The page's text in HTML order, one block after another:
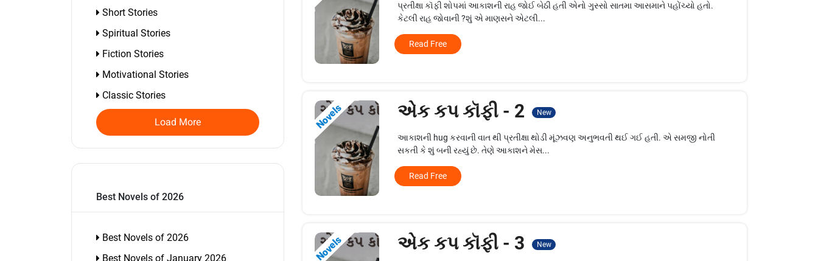
Short Stories
Spiritual Stories
Fiction Stories
Motivational Stories
Classic Stories
Load More
Best Novels of 2026
Best Novels of 2026
Best Novels of January 2026
પ્રતીક્ષા કૉફી શોપમાં આકાશની રાહ જોઈ બેઠી હતી એનો ગુસ્સો સાતમા આસમાને પહોંચ્યો હતો.
કેટલી રાહ જોવાની ?શું એ માણસને એટલી...
Read Free
Novels એક કપ કૉફી - 2 New
આકાશની hug કરવાની વાત થી પ્રતીક્ષા થોડી મૂંઝવણ અનુભવતી થઈ ગઈ હતી. એ સમજી નોતી
સકતી કે શું બની રહ્યું છે. તેણે આકાશને મેસ...
Read Free
Novels એક કપ કૉફી - 3 New